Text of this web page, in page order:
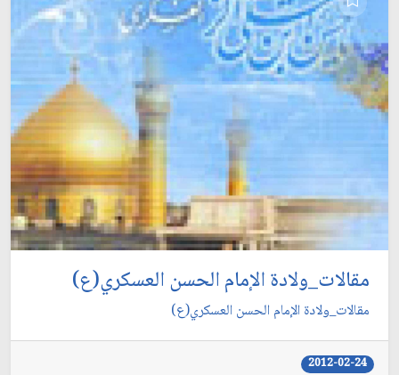
مقالات_ولادة الإمام الحسن العسكري(ع)
مقالات_ولادة الإمام الحسن العسكري(ع)
2012-02-24